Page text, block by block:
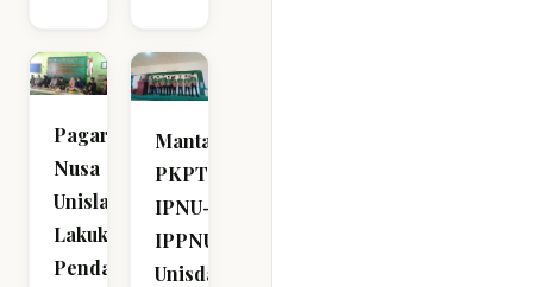
Pagar
Nusa
Unisla
Lakukan
Pendampingan
Mantab,
PKPT
IPNU-
IPPNU
Unisda